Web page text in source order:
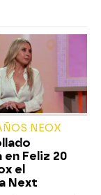
NEOX
en Feliz 20
el
Next